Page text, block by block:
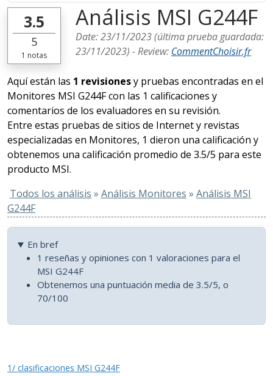
3.5
5
1 notas
Análisis MSI G244F
Date:23/11/2023(última prueba guardada:
23/11/2023) -Review: CommentChoisir.fr
Aquí están las 1 revisionesy pruebas encontradas en el
Monitores MSI G244F con las 1 calificaciones y
comentarios de los evaluadores en su revisión.
Entre estas pruebas de sitios de Internet y revistas
especializadas en Monitores, 1 dieron una calificación y
obtenemos una calificación promedio de 3.5/5 para este
producto MSI.
Todos los análisis » Análisis Monitores » Análisis MSI
G244F
En bref
1 reseñas y opiniones con 1 valoraciones para el
MSI G244F
Obtenemos una puntuación media de 3.5/5, o
70/100
1/ clasificaciones MSI G244F